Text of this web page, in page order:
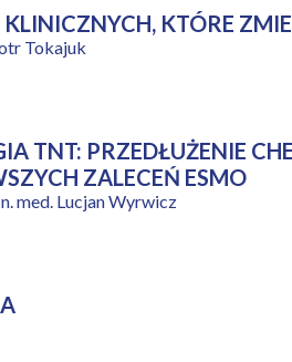
KTÓRE
Tokajuk
TNT: PRZEDŁUŻENIE
ZALECEŃ ESMO
med. Lucjan Wyrwicz